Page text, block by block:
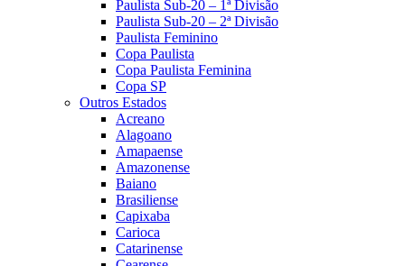
Paulista Sub-20 – 1ª Divisão
Paulista Sub-20 – 2ª Divisão
Paulista Feminino
Copa Paulista
Copa Paulista Feminina
Copa SP
Outros Estados
Acreano
Alagoano
Amapaense
Amazonense
Baiano
Brasiliense
Capixaba
Carioca
Catarinense